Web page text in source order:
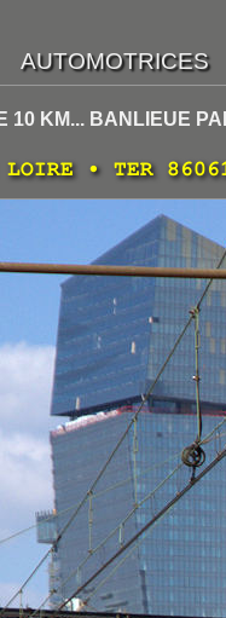
10 KM... BANLIEUE
• TER